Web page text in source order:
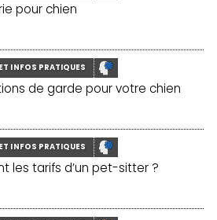
pour chien
INFOS PRATIQUES
de garde pour votre chien
INFOS PRATIQUES
les tarifs d’un pet-sitter ?